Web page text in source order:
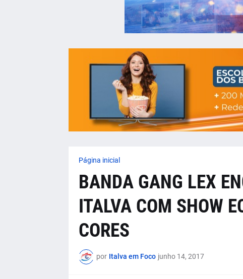
Página inicial
BANDA GANG LEX
ITALVA COM SHOW
CORES
por Italva em Foco junho 14, 2017